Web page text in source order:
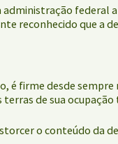
federal
reconhecido que a
é firme desde
de sua
o conteúdo da